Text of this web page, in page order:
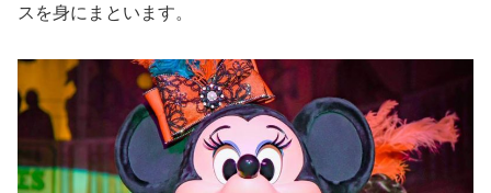
スを身にまといます。